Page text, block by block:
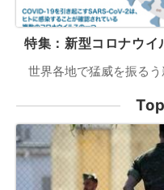
特集：新型コロナウイ
世界各地で猛威を振るう